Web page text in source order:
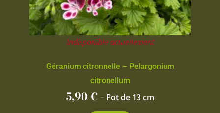
Indisponible actuellement
Géranium citronnelle – Pelargonium
citronellum
5,90€ - Pot de 13 cm